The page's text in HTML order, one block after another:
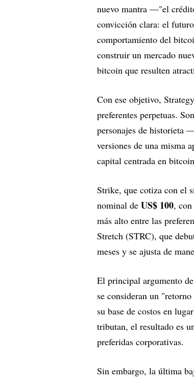
nuevo mantra —"el
convicción clara: el
comportamiento del
construir un mercado
bitcoin que resulten
Con ese objetivo,
preferentes perpetuas.
personajes de historieta
versiones de una misma
capital centrada en
Strike, que cotiza con el
nominal de US$ 100,
más alto entre las
Stretch (STRC), que
meses y se ajusta de
El principal argumento
se consideran un
su base de costos en
tributan, el resultado es
preferidas corporativas.
Sin embargo, la última